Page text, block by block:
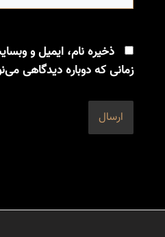
ذخیره نام، ایمیل و
زمانی که دوباره دیدگاهی